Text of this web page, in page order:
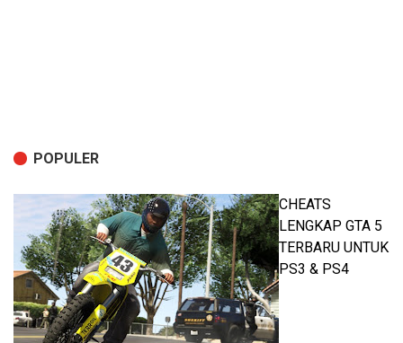
POPULER
CHEATS
LENGKAP GTA 5
TERBARU UNTUK
PS3 & PS4